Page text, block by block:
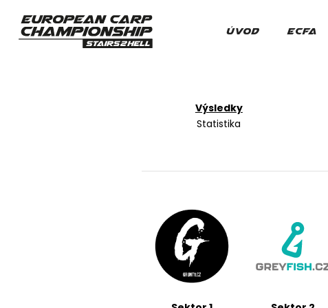
ÚVOD ECFA
Výsledky
Statistika